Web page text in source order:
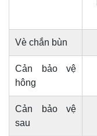
Vè chắn bùn
Cản bảo vệ
hông
Cản bảo vệ
sau